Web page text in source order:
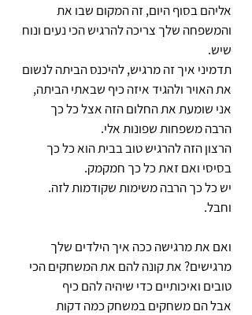
אליהם בסוף היום, זה המקום שבו את
והמשפחה שלך צריכה להרגיש הכי נעים ונוח
שיש.
תדמיני איך זה מרגיש, להיכנס הביתה לנשום
את האויר ולהגיד איזה כיף שבאתי הביתה,
אני שומעת את החלום הזה אצל כל כך
הרבה משפחות שפונות אלי.
הרצון הזה להרגיש טוב בבית הוא כל כך
בסיסי ואם זאת כל כך חמקמק.
יש כל כך הרבה משימות שקודמות לזה.
וחבל.
ואם את מרגישה ככה איך הילדים שלך
מרגישים? את קונה להם את המשחקים הכי
טובים ואיכותיים כדי שיהיה להם כיף
אבל הם משחקים במשחק כמה דקות